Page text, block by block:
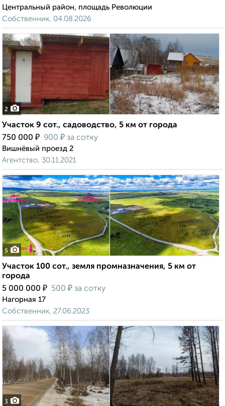
Центральный район, площадь Революции
Собственник, 04.08.2026
2
Участок 9 сот., садоводство, 5 км от города
750 000 ₽ 900 ₽ за сотку
Вишнёвый проезд 2
Агентство, 30.11.2021
5
Участок 100 сот., земля промназначения, 5 км от
города
5 000 000 ₽ 500 ₽ за сотку
Нагорная 17
Собственник, 27.06.2023
3